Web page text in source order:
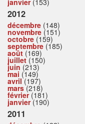
2012
décembre (148)
novembre (151)
octobre (159)
septembre (185)
août (169)
juillet(150)
juin (213)
mai (149)
avril(197)
mars(218)
février(181)
janvier(190)
2011